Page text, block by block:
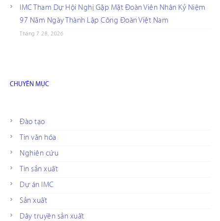
IMC Tham Dự Hội Nghị Gặp Mặt Đoàn Viên Nhân Kỷ Niệm
97 Năm Ngày Thành Lập Công Đoàn Việt Nam
Tháng 7 28, 2026
CHUYÊN MỤC
Đào tạo
Tin văn hóa
Nghiên cứu
Tin sản xuất
Dự án IMC
Sản xuất
Dây truyền sản xuất